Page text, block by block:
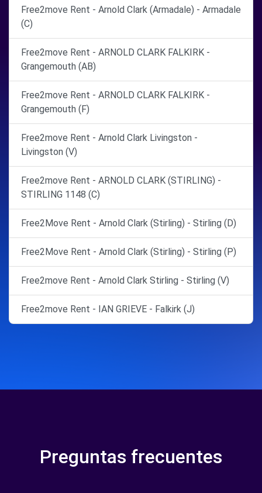
Free2move Rent - Arnold Clark (Armadale) - Armadale
(C)
Free2move Rent - ARNOLD CLARK FALKIRK -
Grangemouth (AB)
Free2move Rent - ARNOLD CLARK FALKIRK -
Grangemouth (F)
Free2move Rent - Arnold Clark Livingston -
Livingston (V)
Free2move Rent - ARNOLD CLARK (STIRLING) -
STIRLING 1148 (C)
Free2Move Rent - Arnold Clark (Stirling) - Stirling (D)
Free2Move Rent - Arnold Clark (Stirling) - Stirling (P)
Free2move Rent - Arnold Clark Stirling - Stirling (V)
Free2move Rent - IAN GRIEVE - Falkirk (J)
Preguntas frecuentes